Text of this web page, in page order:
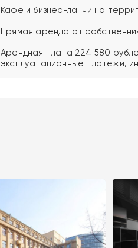
Кафе и бизнес-ланчи на
Прямая аренда от
Арендная плата 224 580
эксплуатационные платежи,